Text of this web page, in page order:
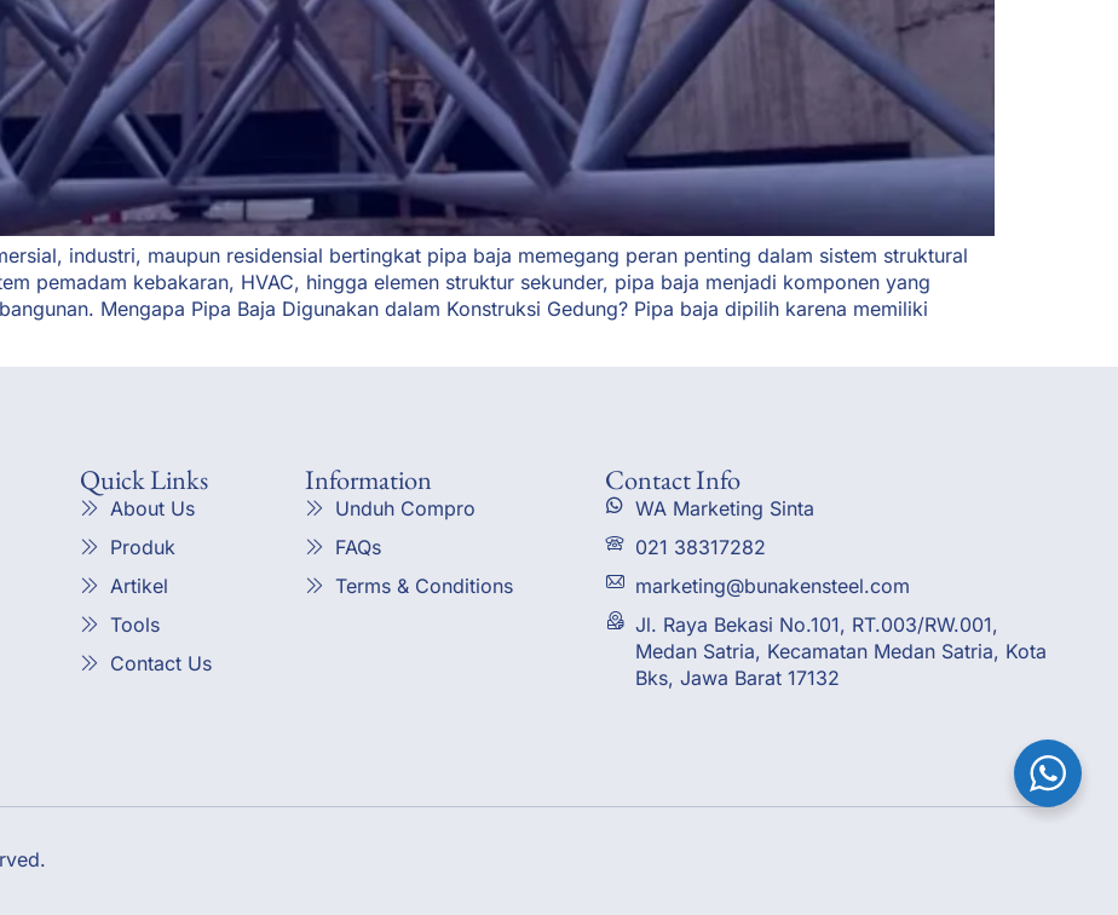
industri, maupun residensial bertingkat pipa baja memegang peran penting dalam sistem struktural
pemadam kebakaran, HVAC, hingga elemen struktur sekunder, pipa baja menjadi komponen yang
Mengapa Pipa Baja Digunakan dalam Konstruksi Gedung? Pipa baja dipilih karena memiliki
Quick Links
About Us
Produk
Artikel
Tools
Contact Us
Information
Unduh Compro
FAQs
Terms & Conditions
Contact Info
WA Marketing Sinta
021 38317282
marketing@bunakensteel.com
Jl. Raya Bekasi No.101, RT.003/RW.001,
Medan Satria, Kecamatan Medan Satria, Kota
Bks, Jawa Barat 17132